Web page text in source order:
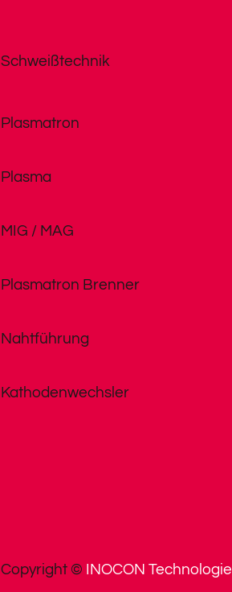
Schweißtechnik
Plasmatron
Plasma
MIG / MAG
Plasmatron Brenner
Nahtführung
Kathodenwechsler
Copyright © INOCON Technologie